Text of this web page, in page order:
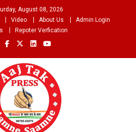
August 08, 2026
Video About Us
Admin Login
Repoter Verfication